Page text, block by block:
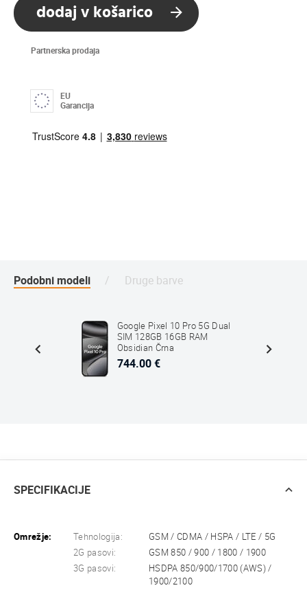
dodaj v košarico
Partnerska prodaja
EU
Garancija
Podobni modeli Druge barve
Google Pixel 10 Pro 5G Dual
SIM 128GB 16GB RAM
Obsidian Črna
744.00 €
SPECIFIKACIJE
Omrežje: Tehnologija:
GSM / CDMA / HSPA / LTE / 5G
2G pasovi:
GSM 850 / 900 / 1800 / 1900
3G pasovi:
HSDPA 850/900/1700 (AWS) /
1900/2100